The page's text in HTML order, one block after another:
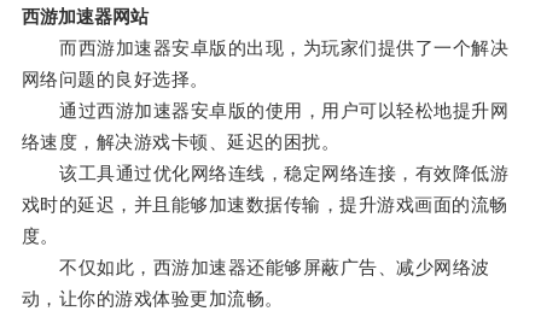
西游加速器网站
而西游加速器安卓版的出现，为玩家们提供了一个解决
网络问题的良好选择。
通过西游加速器安卓版的使用，用户可以轻松地提升网
络速度，解决游戏卡顿、延迟的困扰。
该工具通过优化网络连线，稳定网络连接，有效降低游
戏时的延迟，并且能够加速数据传输，提升游戏画面的流畅
度。
不仅如此，西游加速器还能够屏蔽广告、减少网络波
动，让你的游戏体验更加流畅。